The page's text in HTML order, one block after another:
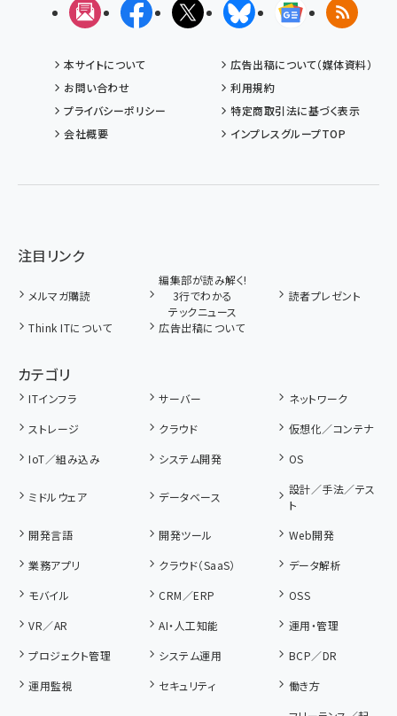
メルマガFacebookX(エックス)BlueskyGoogleニュ
RSS
本サイトについて
広告出稿について（媒体資料）
お問い合わせ
利用規約
プライバシーポリシー
特定商取引法に基づく表示
会社概要
インプレスグループTOP
注目リンク
メルマガ購読
編集部が読み解く!
3行でわかる
テックニュース
読者プレゼント
Think ITについて 広告出稿について
カテゴリ
ITインフラ サーバー
ネットワーク
ストレージ
クラウド
仮想化／コンテナ
IoT／組み込み
システム開発 OS
ミドルウェア データベース
設計／手法／テス
ト
開発言語
開発ツール
Web開発
業務アプリ
クラウド（SaaS）
データ解析
モバイル
CRM／ERP
OSS
VR／AR
AI・人工知能
運用・管理
プロジェクト管理
システム運用
BCP／DR
運用監視
セキュリティ 働き方